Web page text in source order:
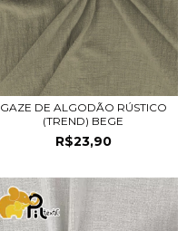
GAZE DE ALGODÃO RÚSTICO
(TREND) BEGE
R$23,90